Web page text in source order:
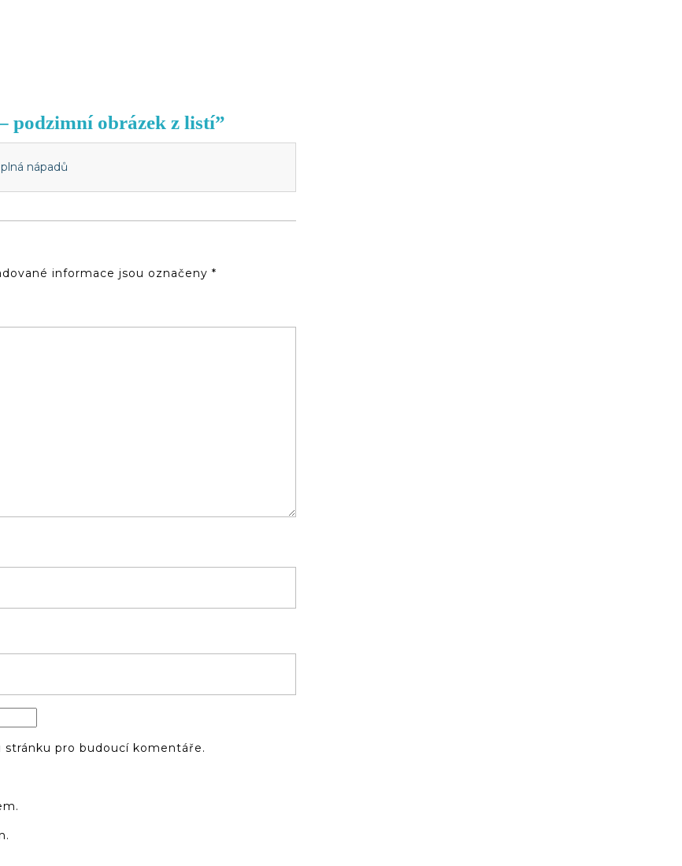
podzimní obrázek z listí”
nápadů
informace jsou označeny *
pro budoucí komentáře.